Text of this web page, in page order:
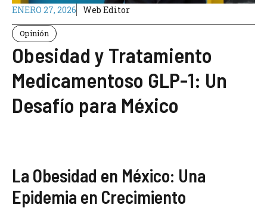
ENERO 27, 2026 Web Editor
Opinión
Obesidad y Tratamiento
Medicamentoso GLP-1: Un
Desafío para México
La Obesidad en México: Una
Epidemia en Crecimiento